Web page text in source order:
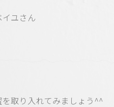
イユさん
取り入れてみましょう^^